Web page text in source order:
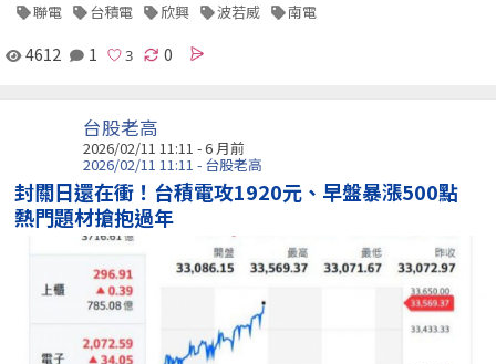
聯電 台積電 欣興 波若威 南電
4612 1 0
台股老高
2026/02/11 11:11 - 6 月前
2026/02/11 11:11 - 台股老高
封關日還在衝！台積電攻1920元、早盤暴漲500點
熱門題材搶抱過年